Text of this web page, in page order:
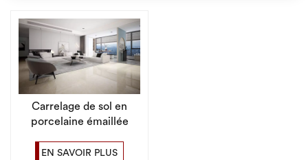
Carrelage de sol en
porcelaine émaillée
marché, 600x600mm,
EN SAVOIR PLUS